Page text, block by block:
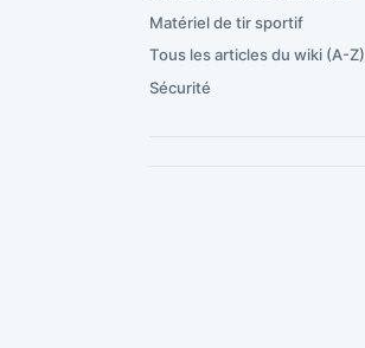
Matériel de tir sportif
Tous les articles du wiki (A-Z)
Sécurité